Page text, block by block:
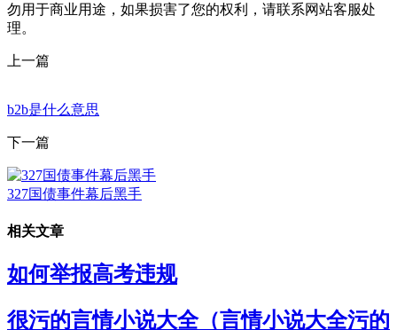
勿用于商业用途，如果损害了您的权利，请联系网站客服处
理。
上一篇
b2b是什么意思
下一篇
327国债事件幕后黑手
相关文章
如何举报高考违规
很污的言情小说大全（言情小说大全污的